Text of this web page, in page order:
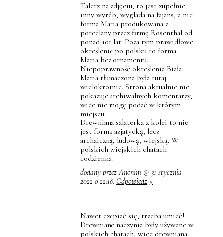
Talerz na zdjęciu, to jest zupełnie
inny wyrób, wyglada na fajans, a nie
forma Maria produkowana z
porcelany przez firmę Rosenthal od
ponad 100 lat. Poza tym prawidłowe
określenie po polsku to forma
Maria bez ornamentu.
Niepoprawność określenia Biała
Maria tłumaczona była tutaj
wielokrotnie. Strona aktualnie nie
pokazuje archiwalnych komentarzy,
wiec nie mogę podać w którym
miejscu.
Drewniana salaterka z kolei to nie
jest formą azjatycką, lecz
archaiczną, ludową, wiejską. W
polskich wiejskich chatach
codzienna.
dodany przez Anonim @ 31 stycznia
2022 o 22:18. Odpowiedz #
Nawet czepiać się, trzeba umieć!
Drewniane naczynia były używane w
polskich chatach, wiec drewniana